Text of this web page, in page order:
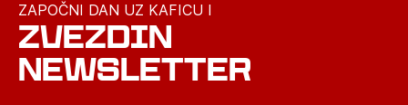
ZAPOČNI DAN UZ KAFICU I
ZVEZDIN
NEWSLETTER